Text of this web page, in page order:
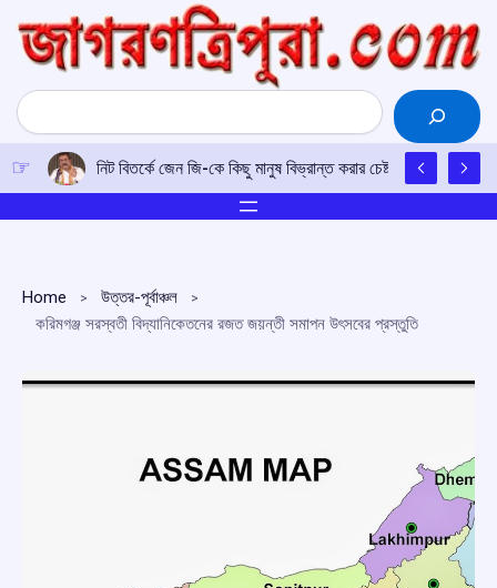
content
Search
নিট বিতর্কে জেন জি-কে কিছু মানুষ বিভ্রান্ত করার চেষ্টা করেছিল: ধর্মেন্দ্র
Home
উত্তর-পূর্বাঞ্চল
করিমগঞ্জ সরস্বতী বিদ্যানিকেতনের রজত জয়ন্তী সমাপন উৎসবের প্রস্তুতি